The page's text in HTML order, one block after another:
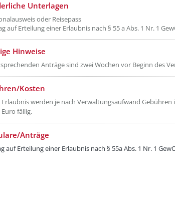
Unterlagen
oder Reisepass
auf Erteilung einer Erlaubnis nach § 55 a Abs. 1 Nr. 1
Hinweise
Anträge sind zwei Wochen vor Beginn des
Kosten
Erlaubnis werden je nach Verwaltungsaufwand Gebühren
Euro fällig.
Anträge
auf Erteilung einer Erlaubnis nach § 55a Abs. 1 Nr. 1